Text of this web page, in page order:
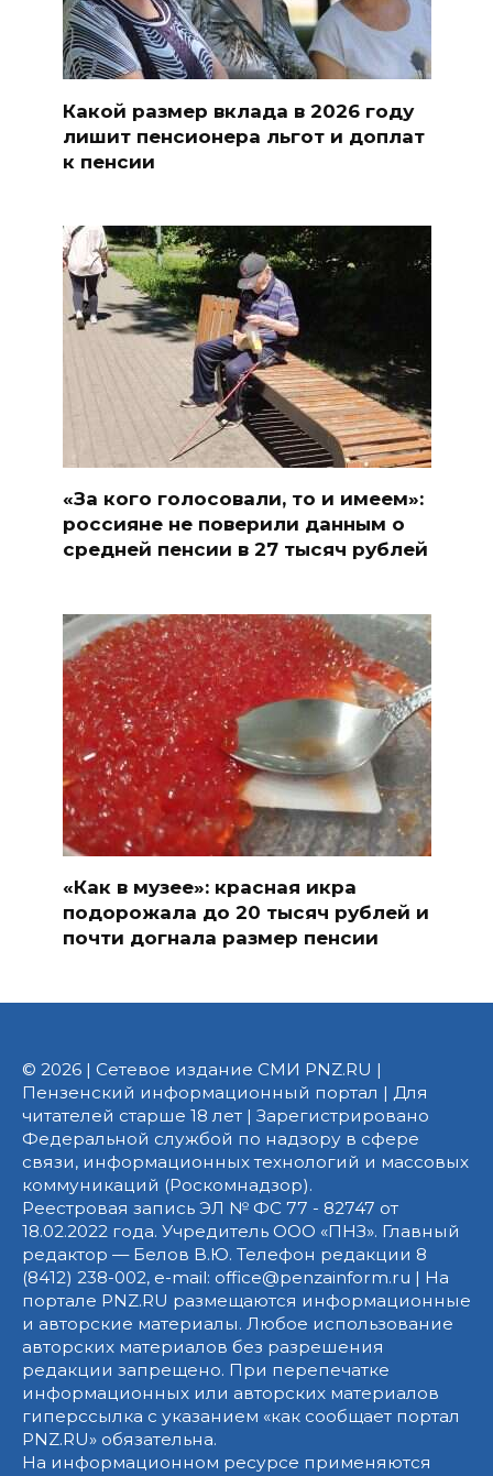
Какой размер вклада в 2026 году
лишит пенсионера льгот и доплат
к пенсии
«За кого голосовали, то и имеем»:
россияне не поверили данным о
средней пенсии в 27 тысяч рублей
«Как в музее»: красная икра
подорожала до 20 тысяч рублей и
почти догнала размер пенсии
© 2026 | Сетевое издание СМИ PNZ.RU |
Пензенский информационный портал | Для
читателей старше 18 лет | Зарегистрировано
Федеральной службой по надзору в сфере
связи, информационных технологий и массовых
коммуникаций (Роскомнадзор).
Реестровая запись ЭЛ № ФС 77 - 82747 от
18.02.2022 года. Учредитель ООО «ПНЗ». Главный
редактор — Белов В.Ю. Телефон редакции 8
(8412) 238-002, e-mail: office@penzainform.ru | На
портале PNZ.RU размещаются информационные
и авторские материалы. Любое использование
авторских материалов без разрешения
редакции запрещено. При перепечатке
информационных или авторских материалов
гиперссылка с указанием «как сообщает портал
PNZ.RU» обязательна.
На информационном ресурсе применяются